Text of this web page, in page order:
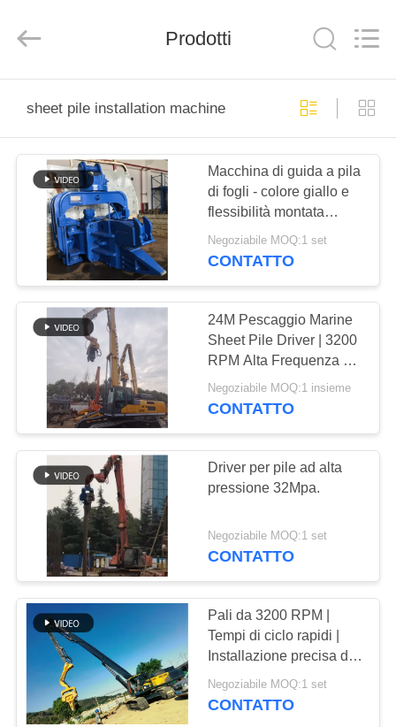
PRODOTTI
MANIFESTAZIONE
CIRCA
GIRO
DELLA
FABBRICA
CONTROLLO
QUALITÀ
CONTATTICI
NOTIZIE
Ltd..
Prodotti
sheet pile installation machine
Macchina di guida a pila
di fogli - colore giallo e
flessibilità montata
sull'escavatore
Negoziabile MOQ:1 set
CONTATTO
24M Pescaggio Marine
Sheet Pile Driver | 3200
RPM Alta Frequenza &
Potente Forza di Spinta
Negoziabile MOQ:1 insieme
CONTATTO
Driver per pile ad alta
pressione 32Mpa.
Negoziabile MOQ:1 set
CONTATTO
Pali da 3200 RPM |
Tempi di ciclo rapidi |
Installazione precisa di
palancole | Prestazioni
affidabili
Negoziabile MOQ:1 set
CONTATTO